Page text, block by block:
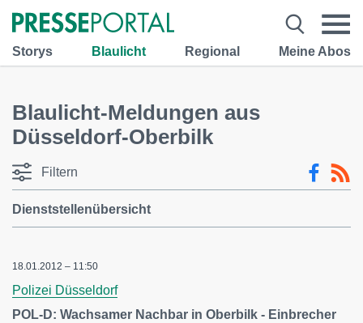
Storys Blaulicht Regional Meine Abos
Blaulicht-Meldungen aus
Düsseldorf-Oberbilk
Filtern
Dienststellenübersicht
18.01.2012 – 11:50
Polizei Düsseldorf
POL-D: Wachsamer Nachbar in Oberbilk - Einbrecher